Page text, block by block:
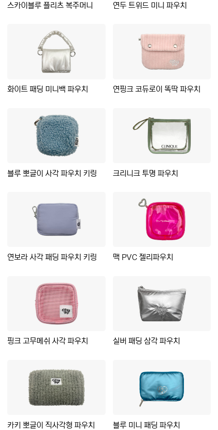
스카이블루 플리츠 복주머니 연두 트위드 미니 파우치
화이트 패딩 미니백 파우치 연핑크 코듀로이 똑딱 파우치
블루 뽀글이 사각 파우치 키링 크리니크 투명 파우치
연보라 사각 패딩 파우치 키링 맥 PVC 젤리파우치
핑크 고무메쉬 사각 파우치 실버 패딩 삼각 파우치
카키 뽀글이 직사각형 파우치 블루 미니 패딩 파우치